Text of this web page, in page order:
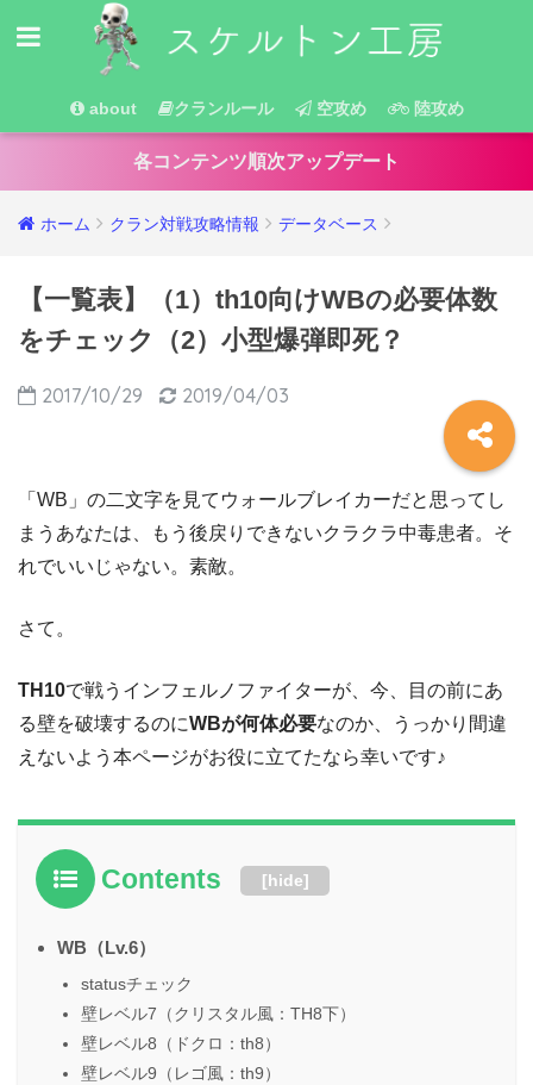
about クランルール 空攻め 陸攻め
各コンテンツ順次アップデート
ホーム クラン対戦攻略情報 データベース
【一覧表】（1）th10向けWBの必要体数
をチェック（2）小型爆弾即死？
2017/10/29 2019/04/03
「WB」の二文字を見てウォールブレイカーだと思ってし
まうあなたは、もう後戻りできないクラクラ中毒患者。そ
れでいいじゃない。素敵。
さて。
TH10で戦うインフェルノファイターが、今、目の前にあ
る壁を破壊するのにWBが何体必要なのか、うっかり間違
えないよう本ページがお役に立てたなら幸いです♪
Contents [hide]
WB（Lv.6）
statusチェック
壁レベル7（クリスタル風：TH8下）
壁レベル8（ドクロ：th8）
壁レベル9（レゴ風：th9）